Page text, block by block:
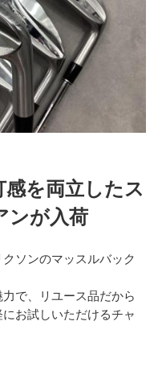
を両立したス
ンが入荷
ソンのマッスルバック
で、リユース品だから
お試しいただけるチャ